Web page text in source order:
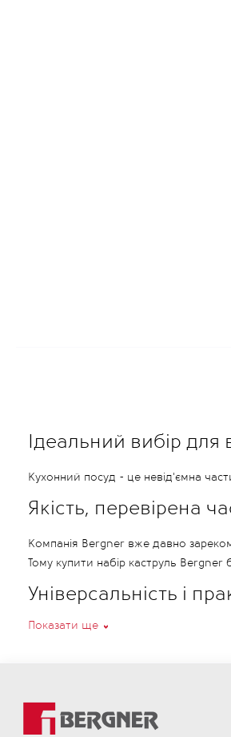
Ідеальний вибір для
Кухонний посуд - це невід'ємна
Якість, перевірена
Компанія Bergner вже давно
Тому купити набір каструль
Універсальність і
До набору входять каструлі різних
турбуватися про сумісність посуду
Спеціальне дно каструль
Показати ще